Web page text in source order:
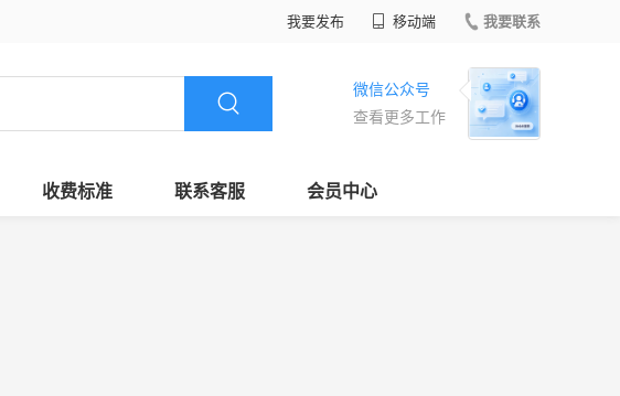
我要发布 移动端 我要联系
微信公众号
查看更多工作
收费标准 联系客服 会员中心